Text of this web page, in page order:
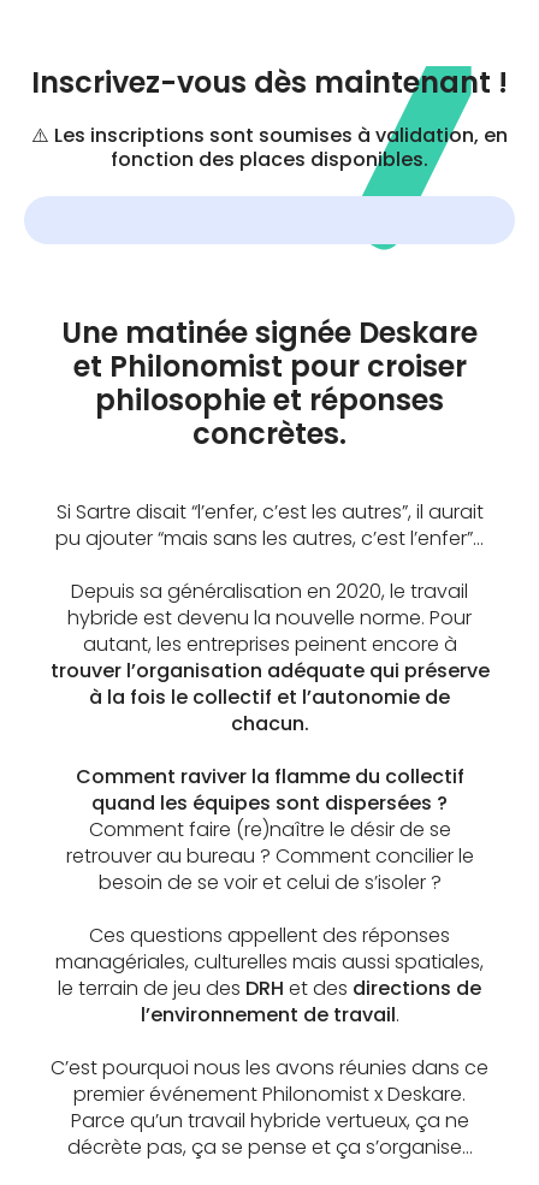
Inscrivez-vous dès maintenant !
⚠️ Les inscriptions sont soumises à validation, en
fonction des places disponibles.
Une matinée signée Deskare
et Philonomist pour croiser
philosophie et réponses
concrètes.
Si Sartre disait “l’enfer, c’est les autres”, il aurait
pu ajouter “mais sans les autres, c’est l’enfer”...
Depuis sa généralisation en 2020, le travail
hybride est devenu la nouvelle norme. Pour
autant, les entreprises peinent encore à
trouver l’organisation adéquate qui préserve
à la fois le collectif et l’autonomie de
chacun.
Comment raviver la flamme du collectif
quand les équipes sont dispersées ?
Comment faire (re)naître le désir de se
retrouver au bureau ? Comment concilier le
besoin de se voir et celui de s’isoler ?
Ces questions appellent des réponses
managériales, culturelles mais aussi spatiales,
le terrain de jeu des DRH et des directions de
l’environnement de travail.
C’est pourquoi nous les avons réunies dans ce
premier événement Philonomist x Deskare.
Parce qu’un travail hybride vertueux, ça ne
décrète pas, ça se pense et ça s’organise…